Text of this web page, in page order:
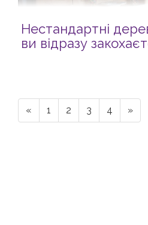
Нестандартні
ви відразу
« 1 2 3 4 »